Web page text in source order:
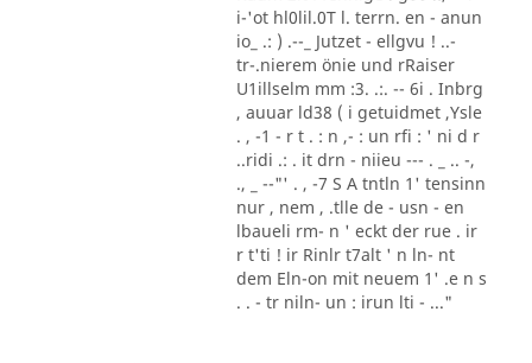
i-'ot hl0lil.0T l. terrn. en - anun
io_ .: ) .--_ Jutzet - ellgvu ! ..-
tr-.nierem önie und rRaiser
U1illselm mm :3. .:. -- 6i . Inbrg
, auuar ld38 ( i getuidmet ,Ysle
. , -1 - r t . : n ,- : un rfi : ' ni d r
..ridi .: . it drn - niieu --- . _ .. -,
., _ --"' . , -7 S A tntln 1' tensinn
nur , nem , .tlle de - usn - en
lbaueli rm- n ' eckt der rue . ir
r t'ti ! ir Rinlr t7alt ' n ln- nt
dem Eln-on mit neuem 1' .e n s
. . - tr niln- un : irun lti - ..."